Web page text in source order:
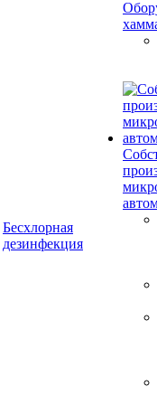
Бесхлорная
дезинфекция